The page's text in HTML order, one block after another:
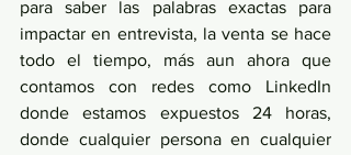
para saber las palabras exactas para
impactar en entrevista, la venta se hace
todo el tiempo, más aun ahora que
contamos con redes como LinkedIn
donde estamos expuestos 24 horas,
donde cualquier persona en cualquier